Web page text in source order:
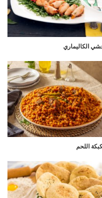
الكاليماري
اللحم